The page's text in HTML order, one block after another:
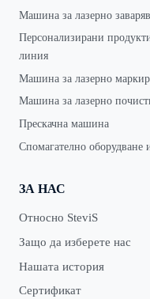
Машина за лазерно
Персонализирани
линия
Машина за лазерно
Машина за лазерно
Прескачна машина
Спомагателно оборудване
ЗА НАС
Относно SteviS
Защо да изберете нас
Нашата история
Сертификат